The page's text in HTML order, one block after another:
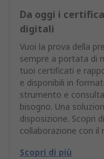
Da oggi i
digitali
Vuoi la prova della
sempre a portata di
tuoi certificati e
e disponibili in
strumento e
bisogno. Una
disposizione. Scopri
collaborazione con
Scopri di più